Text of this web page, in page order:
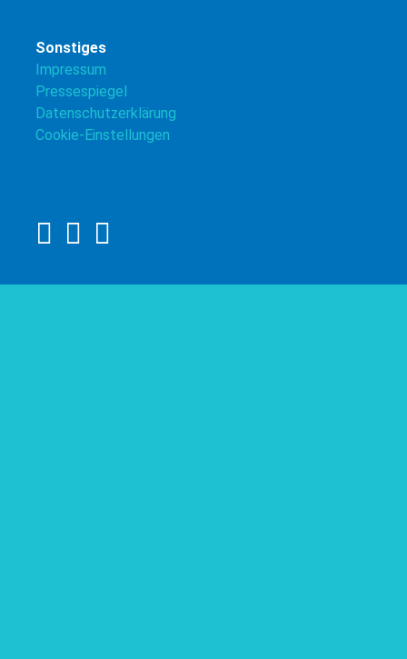
Sonstiges
Impressum
Pressespiegel
Datenschutzerklärung
Cookie-Einstellungen